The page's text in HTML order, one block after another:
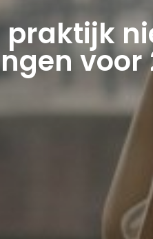
voor